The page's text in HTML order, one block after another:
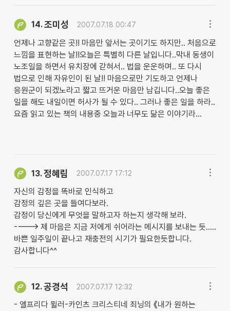
14.조미성 2007.07.18 00:47
언제나 고향같은 곳!! 마음만 앞서는 곳이기도 하지만.. 처음으로
느낌을 표현하는 날!!오늘은 특별히 다른 날입니다..막내 동생이
노조일을 하면서 유치장에 갇혀서.. 법을 운운하며.. 또 다시
법으로 인해 자유인이 된 날!! 마음으로만 기도하고 언제나
응원군이 되겠노라고 짧고 뜨거운 마음만 남깁니다..오늘 좋은
일을 해도 내일이면 허사가 될 수 있다.. 그러나 좋은 일을 하라..
요즘 읽고 있는 책의 내용중 오늘과 너무도 닮은 이야기라...
13.정혜림 2007.07.17 17:12
자신의 감정을 똑바로 인식하고
감정의 깊은 곳을 들여다보라.
감정이 당신에게 무엇을 말하고자 하는지 생각해 보라.
----> 제 마음은 지금 저에게 쉬어라는 메시지를 보내는 듯.....
바쁜 일주일이 끝나고 재충전의 시기가 필요한듯합니다.
감사합니다^^
12.공경석 2007.07.17 12:32
- 엘프리다 뮐러-카인츠 크리스티네 죄닝의 《내가 원하는